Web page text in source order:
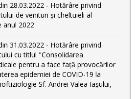
28.03.2022 - Hotărâre privind
de venituri și cheltuieli al
anul 2022
31.03.2022 - Hotărâre privind
cu titlul "Consolidarea
pentru a face față provocărilor
epidemiei de COVID-19 la
Sf. Andrei Valea Iașului,